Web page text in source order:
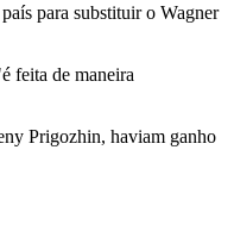
para substituir o Wagner
feita de maneira
Prigozhin, haviam ganho